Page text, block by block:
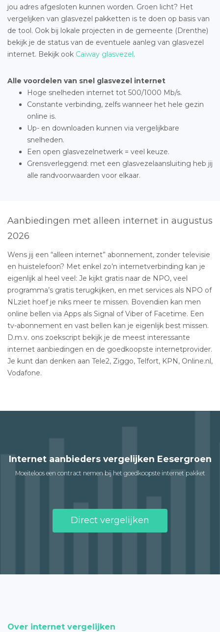
jou adres afgesloten kunnen worden. Groen licht? Het
vergelijken van glasvezel pakketten is te doen op basis van
de tool. Ook bij lokale projecten in de gemeente (Drenthe)
bekijk je de status van de eventuele aanleg van glasvezel
internet. Bekijk ook Caiway glasvezel.
Alle voordelen van snel glasvezel internet
Hoge snelheden internet tot 500/1000 Mb/s.
Constante verbinding, zelfs wanneer het hele gezin
online is.
Up- en downloaden kunnen via vergelijkbare
snelheden.
Een open glasvezelnetwerk = veel keuze.
Grensverleggend: met een glasvezelaansluiting heb jij
alle randvoorwaarden voor elkaar.
Aanbiedingen met alleen internet in augustus
2026
Wens jij een “alleen internet” abonnement, zonder televisie
en huistelefoon? Met enkel zo’n internetverbinding kan je
eigenlijk al heel veel: Je kijkt gratis naar de NPO, veel
programma’s gratis terugkijken, en met services als NPO of
NLziet hoef je niks meer te missen. Bovendien kan men
online bellen via Apps als Signal of Viber of Facetime. Een
tv-abonnement en vast bellen kan je eigenlijk best missen.
D.m.v. ons zoekscript bekijk je de meest interessante
internet aanbiedingen en de goedkoopste internetprovider.
Je kunt dan denken aan Tele2, Ziggo, Telfort, KPN, Online.nl,
Vodafone.
Internet aanbieders vergelijken Eesergroen
Moeiteloos een contract nemen bij het goedkoopste internet pakket
Direct vergelijken
Over internet vergelijken